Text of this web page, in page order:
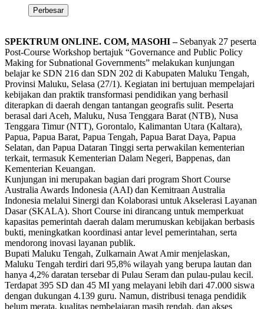
Perbesar
SPEKTRUM ONLINE. COM, MASOHI – Sebanyak 27 peserta
Post-Course Workshop bertajuk “Governance and Public Policy
Making for Subnational Governments” melakukan kunjungan
belajar ke SDN 216 dan SDN 202 di Kabupaten Maluku Tengah,
Provinsi Maluku, Selasa (27/1). Kegiatan ini bertujuan mempelajari
kebijakan dan praktik transformasi pendidikan yang berhasil
diterapkan di daerah dengan tantangan geografis sulit. Peserta
berasal dari Aceh, Maluku, Nusa Tenggara Barat (NTB), Nusa
Tenggara Timur (NTT), Gorontalo, Kalimantan Utara (Kaltara),
Papua, Papua Barat, Papua Tengah, Papua Barat Daya, Papua
Selatan, dan Papua Dataran Tinggi serta perwakilan kementerian
terkait, termasuk Kementerian Dalam Negeri, Bappenas, dan
Kementerian Keuangan.
Kunjungan ini merupakan bagian dari program Short Course
Australia Awards Indonesia (AAI) dan Kemitraan Australia
Indonesia melalui Sinergi dan Kolaborasi untuk Akselerasi Layanan
Dasar (SKALA). Short Course ini dirancang untuk memperkuat
kapasitas pemerintah daerah dalam merumuskan kebijakan berbasis
bukti, meningkatkan koordinasi antar level pemerintahan, serta
mendorong inovasi layanan publik.
Bupati Maluku Tengah, Zulkarnain Awat Amir menjelaskan,
Maluku Tengah terdiri dari 95,8% wilayah yang berupa lautan dan
hanya 4,2% daratan tersebar di Pulau Seram dan pulau-pulau kecil.
Terdapat 395 SD dan 45 MI yang melayani lebih dari 47.000 siswa
dengan dukungan 4.139 guru. Namun, distribusi tenaga pendidik
belum merata, kualitas pembelajaran masih rendah, dan akses